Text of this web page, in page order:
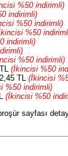
%50 indirimli)
indirimli)
%50 indirimli)
%50
indirimli)
%50 indirimli)
(İkincisi %50
TL (İkincisi
%50 indirimli)
(İkincisi %50
sayfası